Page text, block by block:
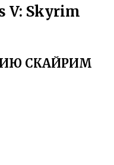
V: Skyrim
СКАЙРИМ